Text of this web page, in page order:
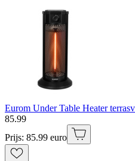
Eurom Under Table Heater
85.99
Prijs: 85.99 euro